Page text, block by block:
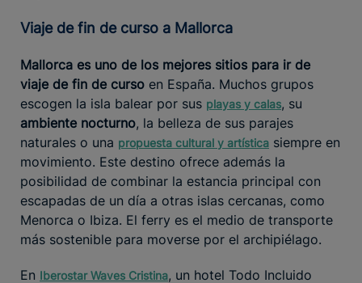
Viaje de fin de curso a Mallorca
Mallorca es uno de los mejores sitios para ir de
viaje de fin de curso en España. Muchos grupos
escogen la isla balear por sus playas y calas, su
ambiente nocturno, la belleza de sus parajes
naturales o una propuesta cultural y artística siempre en
movimiento. Este destino ofrece además la
posibilidad de combinar la estancia principal con
escapadas de un día a otras islas cercanas, como
Menorca o Ibiza. El ferry es el medio de transporte
más sostenible para moverse por el archipiélago.
En Iberostar Waves Cristina, un hotel Todo Incluido